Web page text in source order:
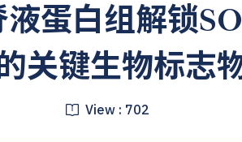
液蛋白组解锁
关键生物标志
View : 702